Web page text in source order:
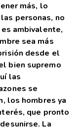
más, lo
personas, no
ambivalente,
sea más
desde el
bien supremo
las
se
los hombres ya
que pronto
La